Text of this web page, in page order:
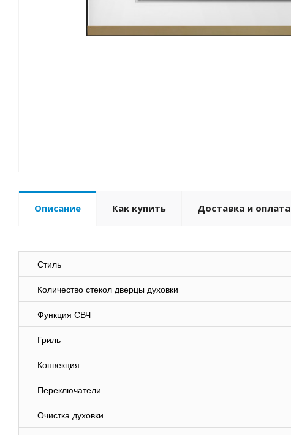
Описание Как купить Доставка и оплата
Стиль
Количество стекол дверцы духовки
Функция СВЧ
Гриль
Конвекция
Переключатели
Очистка духовки